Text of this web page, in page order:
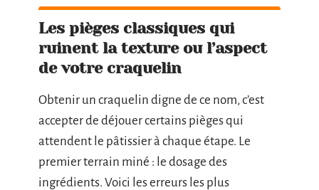
Les pièges classiques qui
ruinent la texture ou l’aspect
de votre craquelin
Obtenir un craquelin digne de ce nom, c’est
accepter de déjouer certains pièges qui
attendent le pâtissier à chaque étape. Le
premier terrain miné : le dosage des
ingrédients. Voici les erreurs les plus